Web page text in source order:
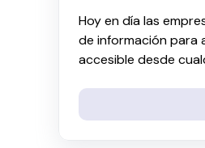
Hoy en día las
de información para
accesible desde